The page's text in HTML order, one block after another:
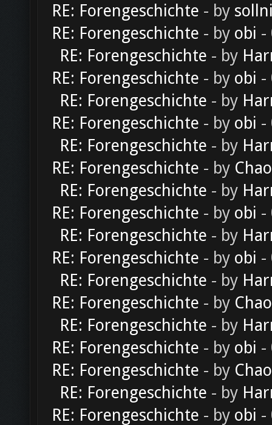
RE: Forengeschichte - by
RE: Forengeschichte - by obi -
RE: Forengeschichte - by
RE: Forengeschichte - by obi -
RE: Forengeschichte - by
RE: Forengeschichte - by obi -
RE: Forengeschichte - by
RE: Forengeschichte - by
RE: Forengeschichte - by
RE: Forengeschichte - by obi -
RE: Forengeschichte - by
RE: Forengeschichte - by obi -
RE: Forengeschichte - by
RE: Forengeschichte - by
RE: Forengeschichte - by
RE: Forengeschichte - by obi -
RE: Forengeschichte - by
RE: Forengeschichte - by
RE: Forengeschichte - by obi -